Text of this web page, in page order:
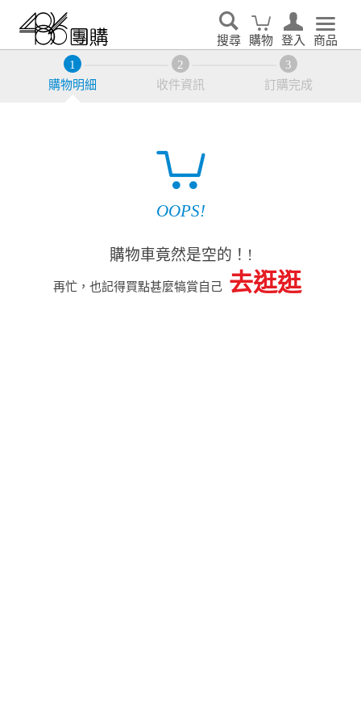
搜尋 購物 登入 商品
購物明細 收件資訊 訂購完成
OOPS!
購物車竟然是空的！!
再忙，也記得買點甚麼犒賞自己 去逛逛